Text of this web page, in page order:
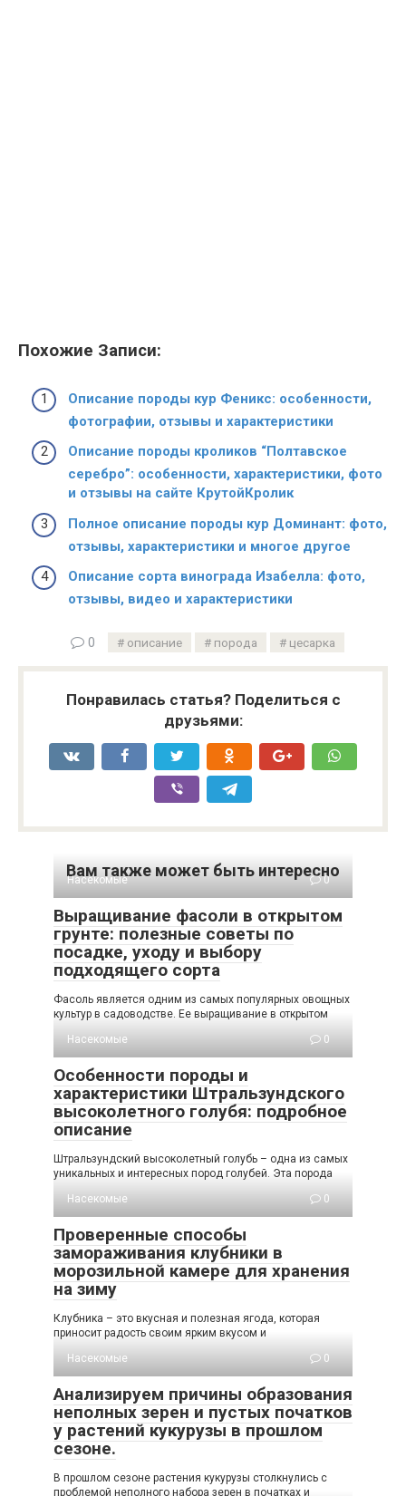
Похожие Записи:
Описание породы кур Феникс: особенности,
фотографии, отзывы и характеристики
Описание породы кроликов “Полтавское
серебро”: особенности, характеристики, фото
и отзывы на сайте КрутойКролик
Полное описание породы кур Доминант: фото,
отзывы, характеристики и многое другое
Описание сорта винограда Изабелла: фото,
отзывы, видео и характеристики
0 описание порода цесарка
Понравилась статья? Поделиться с
друзьями:
Вам также может быть интересно
Насекомые 0
Выращивание фасоли в открытом
грунте: полезные советы по
посадке, уходу и выбору
подходящего сорта
Фасоль является одним из самых популярных овощных
культур в садоводстве. Ее выращивание в открытом
Насекомые
0
Особенности породы и
характеристики Штральзундского
высоколетного голубя: подробное
описание
Штральзундский высоколетный голубь – одна из самых
уникальных и интересных пород голубей. Эта порода
Насекомые
0
Проверенные способы
замораживания клубники в
морозильной камере для хранения
на зиму
Клубника – это вкусная и полезная ягода, которая
приносит радость своим ярким вкусом и
Насекомые
0
Анализируем причины образования
неполных зерен и пустых початков
у растений кукурузы в прошлом
сезоне.
В прошлом сезоне растения кукурузы столкнулись с
проблемой неполного набора зерен в початках и